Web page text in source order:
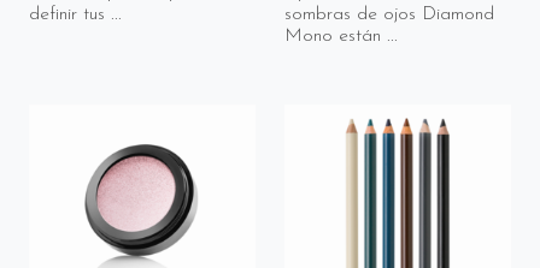
definir tus ...
sombras de ojos Diamond
Mono están ...